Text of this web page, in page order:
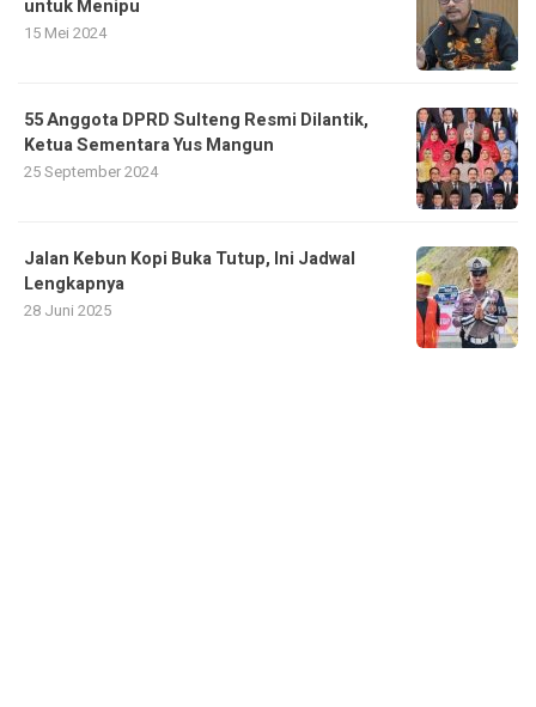
untuk Menipu
15 Mei 2024
55 Anggota DPRD Sulteng Resmi Dilantik,
Ketua Sementara Yus Mangun
25 September 2024
Jalan Kebun Kopi Buka Tutup, Ini Jadwal
Lengkapnya
28 Juni 2025